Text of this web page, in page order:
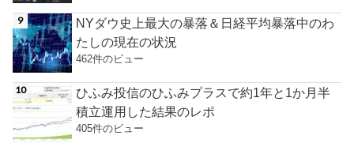
NYダウ史上最大の暴落＆日経平均暴落中のわ
たしの現在の状況
462件のビュー
ひふみ投信のひふみプラスで約1年と1か月半
積立運用した結果のレポ
405件のビュー